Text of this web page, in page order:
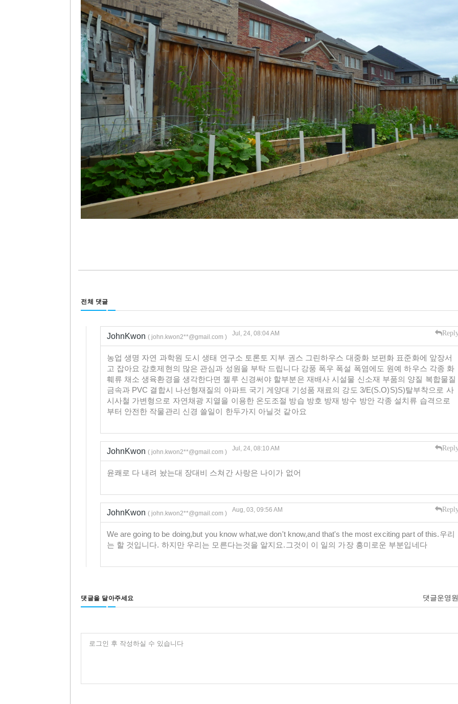
전체 댓글
JohnKwon ( john.kwon2**@gmail.com ) Jul, 24, 08:04 AM
농업 생명 자연 과학원 도시 생태 연구소 토론토 지부 권스 그린하우스 대중화 보편화 표준화에 앞장서
고 잡아요 강호제현의 많은 관심과 성원을 부탁 드립니다 강풍 폭우 폭설 폭염에도 원예 하우스 각종 화
훼류 채소 생육환경을 생각한다면 젤루 신경써야 할부분은 재배사 시설물 신소재 부품의 양질 복합물질
금속과 PVC 결합시 나선형재질의 아파트 국기 게양대 기성품 재료의 강도 3/E(S.O)S)S)탈부착으로 사
시사철 가변형으로 자연채광 지열을 이용한 온도조절 방습 방호 방재 방수 방안 각종 설치류 습격으로
부터 안전한 작물관리 신경 쓸일이 한두가지 아닐것 같아요
JohnKwon ( john.kwon2**@gmail.com ) Jul, 24, 08:10 AM
윤쾌로 다 내려 놨는대 장대비 스쳐간 사랑은 나이가 없어
JohnKwon ( john.kwon2**@gmail.com ) Aug, 03, 09:56 AM
We are going to be doing,but you know what,we don't know,and that's the most exciting part of this.우리
는 할 것입니다. 하지만 우리는 모른다는것을 알지요.그것이 이 일의 가장 흥미로운 부분입네다
댓글을 달아주세요 댓글운영
로그인 후 작성하실 수 있습니다